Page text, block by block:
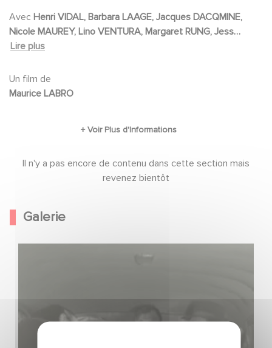
Avec
Nicole MAUREY, Lino VENTURA, Margaret RUNG, Jess
HAHN, Harald WOLFF, Louis ARBESSIER, Raoul BILLEREY,
Lire plus
Un film de
Maurice LABRO
Il n'y a pas encore de contenu dans cette section mais
revenez bientôt
Galerie